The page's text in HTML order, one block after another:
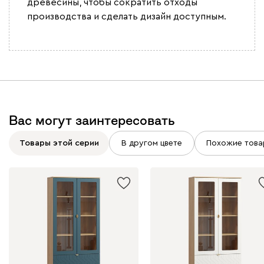
древесины, чтобы сократить отходы
производства и сделать дизайн доступным.
Вас могут заинтересовать
Товары этой серии В другом цвете Похожие